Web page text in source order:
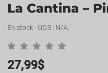
La Cantina –
En stock- UGS : N/A.
27,99$